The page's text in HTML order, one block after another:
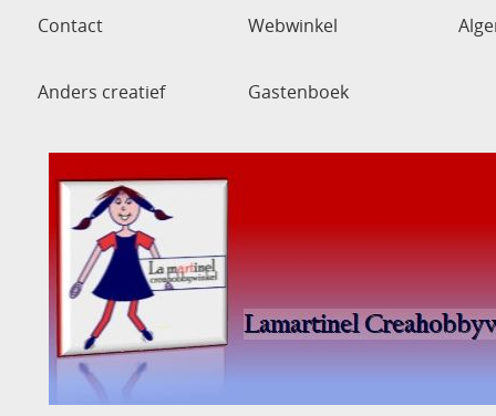
Contact Webwinkel
Anders creatief Gastenboek